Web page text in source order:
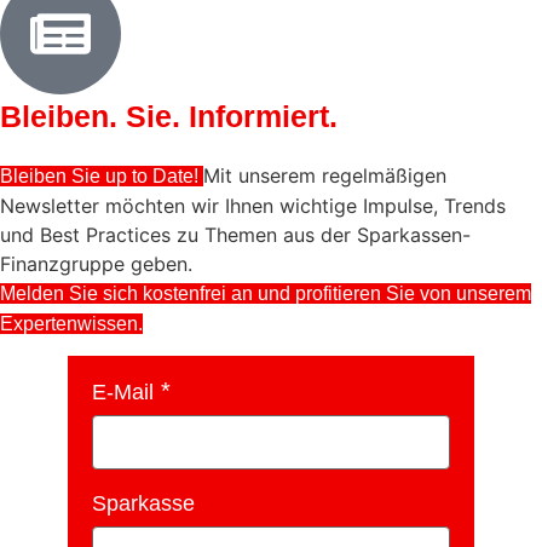
Bleiben. Sie. Informiert.
Bleiben Sie up to Date! Mit unserem regelmäßigen
Newsletter möchten wir Ihnen wichtige Impulse, Trends
und Best Practices zu Themen aus der Sparkassen-
Finanzgruppe geben.
Melden Sie sich kostenfrei an und profitieren Sie von unserem
Expertenwissen.
E-Mail
Sparkasse